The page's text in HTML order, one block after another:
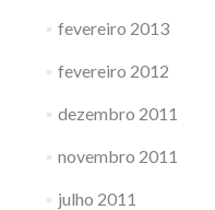
fevereiro 2013
fevereiro 2012
dezembro 2011
novembro 2011
julho 2011